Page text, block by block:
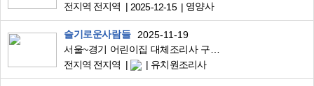
전지역 전지역
2025-12-15 영양사
슬기로운사람들
2025-11-19
서울~경기 어린이집 대체조리사 구인합니다
전지역 전지역
유치원조리사